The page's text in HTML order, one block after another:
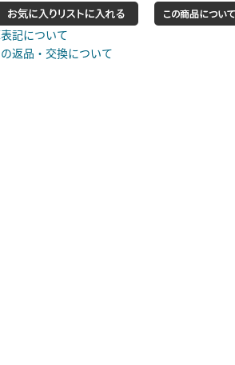
記について
返品・交換について